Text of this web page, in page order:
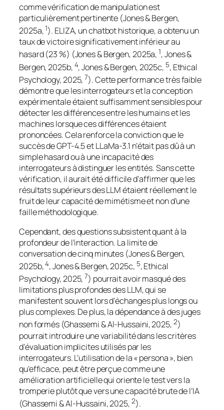
comme vérification de manipulation est
particulièrement pertinente (Jones & Bergen,
2025a,1). ELIZA, un chatbot historique, a obtenu un
taux de victoire significativement inférieur au
hasard (23 %) (Jones & Bergen, 2025a, 1, Jones &
Bergen, 2025b, 4, Jones & Bergen, 2025c, 5, Ethical
Psychology, 2025, 7). Cette performance très faible
démontre que les interrogateurs et la conception
expérimentale étaient suffisamment sensibles pour
détecter les différences entre les humains et les
machines lorsque ces différences étaient
prononcées. Cela renforce la conviction que le
succès de GPT-4.5 et LLaMa-3.1 n’était pas dû à un
simple hasard ou à une incapacité des
interrogateurs à distinguer les entités. Sans cette
vérification, il aurait été difficile d’affirmer que les
résultats supérieurs des LLM étaient réellement le
fruit de leur capacité de mimétisme et non d’une
faille méthodologique.
Cependant, des questions subsistent quant à la
profondeur de l’interaction. La limite de
conversation de cinq minutes (Jones & Bergen,
2025b,4, Jones & Bergen, 2025c, 5, Ethical
Psychology, 2025, 7) pourrait avoir masqué des
limitations plus profondes des LLM, qui se
manifestent souvent lors d’échanges plus longs ou
plus complexes. De plus, la dépendance à des juges
non formés (Ghassemi & Al-Hussaini, 2025, 2)
pourrait introduire une variabilité dans les critères
d’évaluation implicites utilisés par les
interrogateurs. L’utilisation de la « persona », bien
qu’efficace, peut être perçue comme une
amélioration artificielle qui oriente le test vers la
tromperie plutôt que vers une capacité brute de l’IA
(Ghassemi & Al-Hussaini, 2025, 2).